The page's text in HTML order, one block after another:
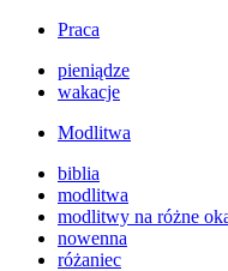
Praca
pieniądze
wakacje
Modlitwa
biblia
modlitwa
modlitwy na różne
nowenna
różaniec